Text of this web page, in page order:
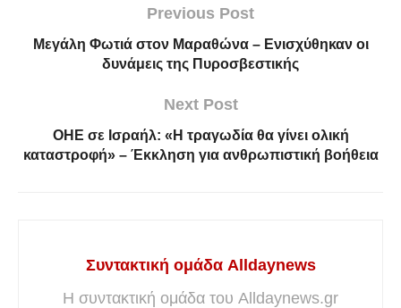
Previous Post
Μεγάλη Φωτιά στον Μαραθώνα – Ενισχύθηκαν οι
δυνάμεις της Πυροσβεστικής
Next Post
ΟΗΕ σε Ισραήλ: «Η τραγωδία θα γίνει ολική
καταστροφή» – Έκκληση για ανθρωπιστική βοήθεια
Συντακτική ομάδα Alldaynews
Η συντακτική ομάδα του Alldaynews.gr